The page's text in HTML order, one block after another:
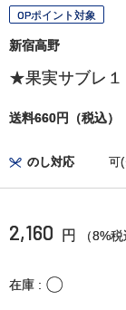
OPポイント対象
新宿高野
★果実サブレ１
送料660円（税込）
のし対応 可
2,160 円 （8%税
在庫 〇